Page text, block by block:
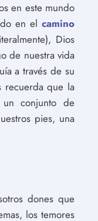
en este mundo
en el camino
Dios
de nuestra vida
a través de su
recuerda que la
conjunto de
pies, una
dones que
los temores